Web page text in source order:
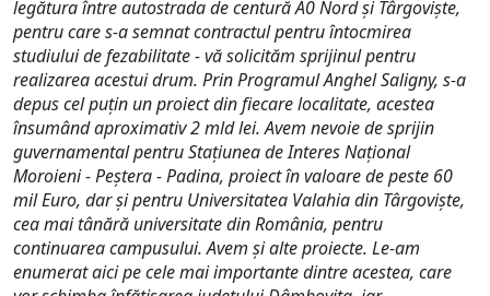
legătura între autostrada de centură A0 Nord și Târgoviște,
pentru care s-a semnat contractul pentru întocmirea
studiului de fezabilitate - vă solicităm sprijinul pentru
realizarea acestui drum. Prin Programul Anghel Saligny, s-a
depus cel puțin un proiect din fiecare localitate, acestea
însumând aproximativ 2 mld lei. Avem nevoie de sprijin
guvernamental pentru Stațiunea de Interes Național
Moroieni - Peștera - Padina, proiect în valoare de peste 60
mil Euro, dar și pentru Universitatea Valahia din Târgoviște,
cea mai tânără universitate din România, pentru
continuarea campusului. Avem și alte proiecte. Le-am
enumerat aici pe cele mai importante dintre acestea, care